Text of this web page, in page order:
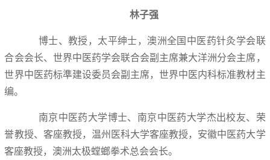
林子强
博士、教授，太平绅士，澳洲全国中医药针灸学会联
合会会长、世界中医药学会联合会副主席兼大洋洲分会主席，
世界中医药标準建设委员会副主席，世界中医内科标准教材主
编。
南京中医药大学博士、南京中医药大学杰出校友、荣
誉教授、客座教授，温州医科大学客座教授，安徽中医药大学
客座教授，澳洲太极螳螂拳术总会会长。